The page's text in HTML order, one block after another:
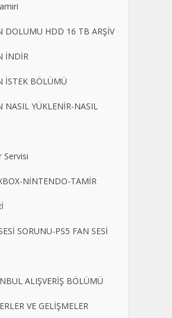
DOLUMU HDD 16 TB ARŞİV
İNDİR
İSTEK BÖLÜMÜ
NASIL YÜKLENİR-NASIL
Servisi
NİNTENDO-TAMİR
SORUNU-PS5 FAN SESİ
ALIŞVERİŞ BÖLÜMÜ
VE GELİŞMELER